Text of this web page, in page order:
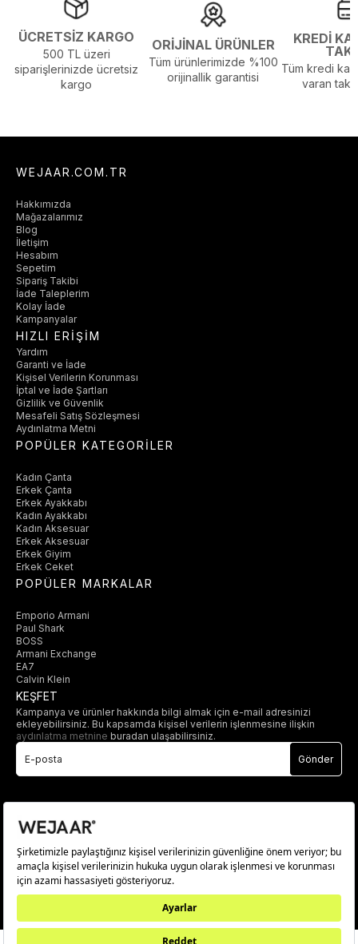
Gölgelenmelerden Dolayı Renk Farklılıkları Olabilir
ÜCRETSİZ KARGO
500 TL üzeri
siparişlerinizde ücretsiz
kargo
ORİJİNAL ÜRÜNLER
Tüm ürünlerimizde %100
orijinallik garantisi
KREDİ
Tüm kredi
varan
WEJAAR.COM.TR
Hakkımızda
Mağazalarımız
Blog
İletişim
Hesabım
Sepetim
Sipariş Takibi
İade Taleplerim
Kolay İade
Kampanyalar
HIZLI ERİŞİM
Yardım
Garanti ve İade
Kişisel Verilerin Korunması
İptal ve İade Şartları
Gizlilik ve Güvenlik
Mesafeli Satış Sözleşmesi
Aydınlatma Metni
POPÜLER KATEGORİLER
Kadın Çanta
Erkek Çanta
Erkek Ayakkabı
Kadın Ayakkabı
Kadın Aksesuar
Erkek Aksesuar
Erkek Giyim
Erkek Ceket
POPÜLER MARKALAR
Emporio Armani
Paul Shark
BOSS
Armani Exchange
EA7
Calvin Klein
KEŞFET
Kampanya ve ürünler hakkında bilgi almak için e-mail adresinizi
ekleyebilirsiniz. Bu kapsamda kişisel verilerin işlenmesine ilişkin
aydınlatma metnine buradan ulaşabilirsiniz.
Gönder
© 2025 wejaar.com.tr. tüm hakları saklıdır.